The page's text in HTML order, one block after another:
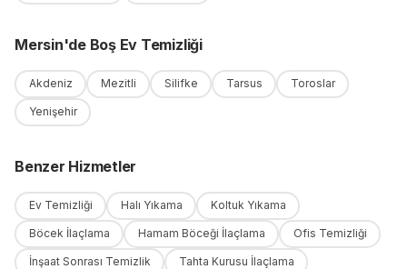
Mersin'de Boş Ev Temizliği
Akdeniz Mezitli Silifke Tarsus Toroslar
Yenişehir
Benzer Hizmetler
Ev Temizliği Halı Yıkama Koltuk Yıkama
Böcek İlaçlama Hamam Böceği İlaçlama Ofis Temizliği
İnşaat Sonrası Temizlik Tahta Kurusu İlaçlama